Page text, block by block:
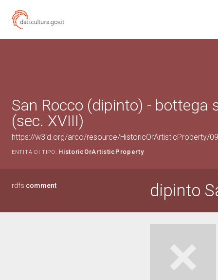
San Rocco (dipinto) - bottega
(sec. XVIII)
https://w3id.org/arco/resource/HistoricOrArtisticProperty/
ENTITÀ DI TIPO: HistoricOrArtisticProperty
rdfs:comment dipinto